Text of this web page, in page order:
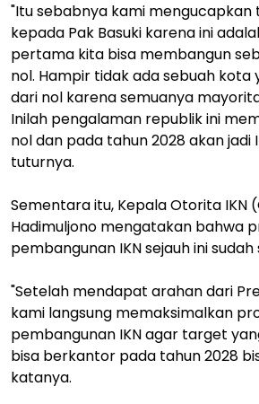
"Itu sebabnya kami mengucapkan
kepada Pak Basuki karena ini
pertama kita bisa membangun
nol. Hampir tidak ada sebuah kota
dari nol karena semuanya
Inilah pengalaman republik ini
nol dan pada tahun 2028 akan jadi
tuturnya.
Sementara itu, Kepala Otorita IKN
Hadimuljono mengatakan bahwa
pembangunan IKN sejauh ini
"Setelah mendapat arahan dari
kami langsung memaksimalkan
pembangunan IKN agar target
bisa berkantor pada tahun 2028
katanya.